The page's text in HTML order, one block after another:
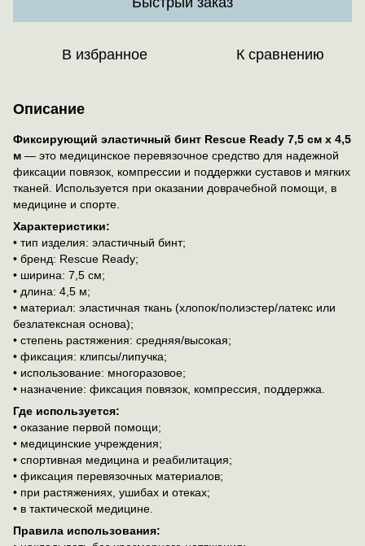
В избранное К сравнению
Описание
Фиксирующий эластичный бинт Rescue Ready 7,5 см х 4,5
м — это медицинское перевязочное средство для надежной
фиксации повязок, компрессии и поддержки суставов и мягких
тканей. Используется при оказании доврачебной помощи, в
медицине и спорте.
Характеристики:
• тип изделия: эластичный бинт;
• бренд: Rescue Ready;
• ширина: 7,5 см;
• длина: 4,5 м;
• материал: эластичная ткань (хлопок/полиэстер/латекс или
безлатексная основа);
• степень растяжения: средняя/высокая;
• фиксация: клипсы/липучка;
• использование: многоразовое;
• назначение: фиксация повязок, компрессия, поддержка.
Где используется:
• оказание первой помощи;
• медицинские учреждения;
• спортивная медицина и реабилитация;
• фиксация перевязочных материалов;
• при растяжениях, ушибах и отеках;
• в тактической медицине.
Правила использования: